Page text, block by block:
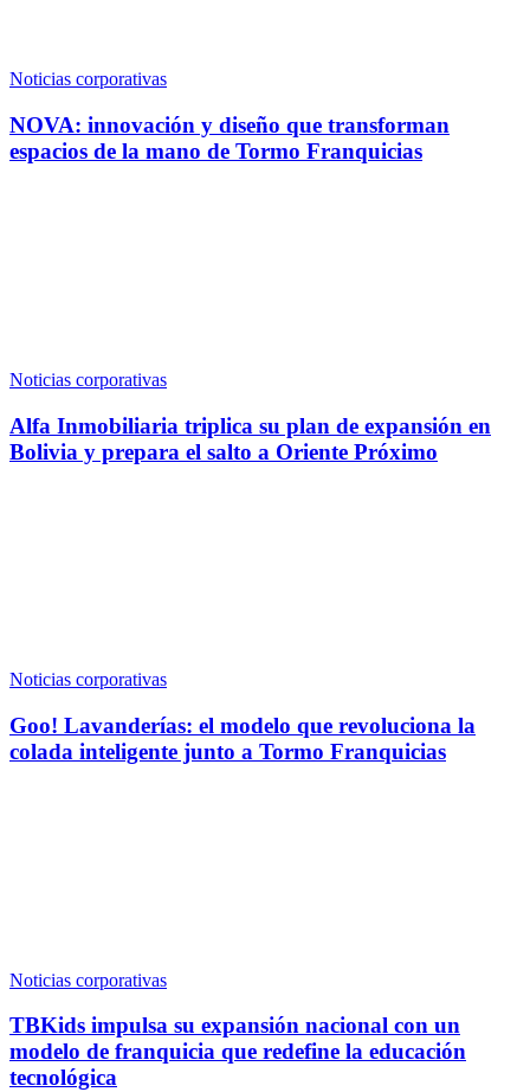
Noticias corporativas
NOVA: innovación y diseño que transforman
espacios de la mano de Tormo Franquicias
Noticias corporativas
Alfa Inmobiliaria triplica su plan de expansión en
Bolivia y prepara el salto a Oriente Próximo
Noticias corporativas
Goo! Lavanderías: el modelo que revoluciona la
colada inteligente junto a Tormo Franquicias
Noticias corporativas
TBKids impulsa su expansión nacional con un
modelo de franquicia que redefine la educación
tecnológica